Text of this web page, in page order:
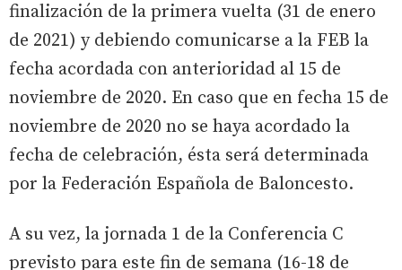
finalización de la primera vuelta (31 de enero
de 2021) y debiendo comunicarse a la FEB la
fecha acordada con anterioridad al 15 de
noviembre de 2020. En caso que en fecha 15 de
noviembre de 2020 no se haya acordado la
fecha de celebración, ésta será determinada
por la Federación Española de Baloncesto.
A su vez, la jornada 1 de la Conferencia C
previsto para este fin de semana (16-18 de